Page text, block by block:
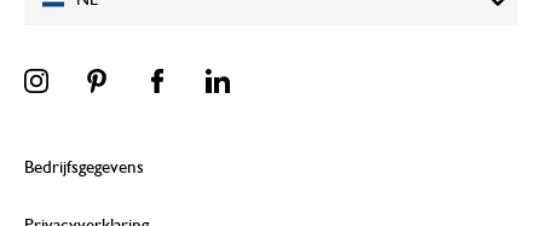
Bedrijfsgegevens